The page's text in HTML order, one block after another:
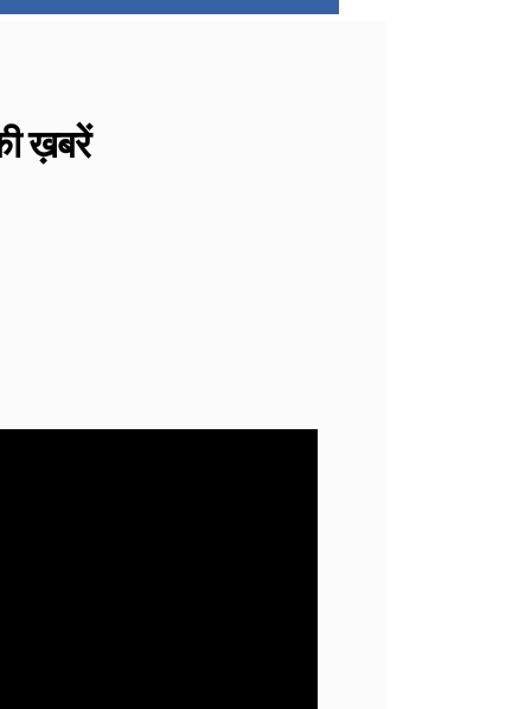
ख़बरें